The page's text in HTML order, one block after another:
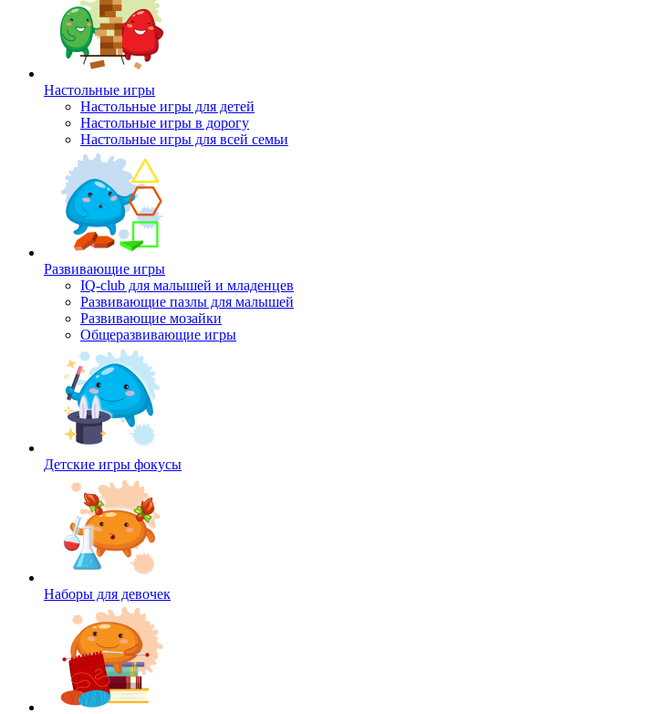
Настольные игры
Настольные игры для детей
Настольные игры в дорогу
Настольные игры для всей семьи
Развивающие игры
IQ-club для малышей и младенцев
Развивающие пазлы для малышей
Развивающие мозайки
Общеразвивающие игры
Детские игры фокусы
Наборы для девочек